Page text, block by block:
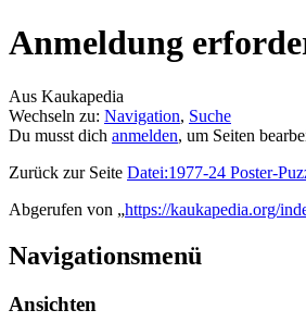
Anmeldung
Aus Kaukapedia
Wechseln zu: Navigation, Suche
Du musst dich anmelden, um Seiten
Zurück zur Seite Datei:1977-24 Poster-
Abgerufen von „https://kaukapedia.org/
Navigationsmenü
Ansichten